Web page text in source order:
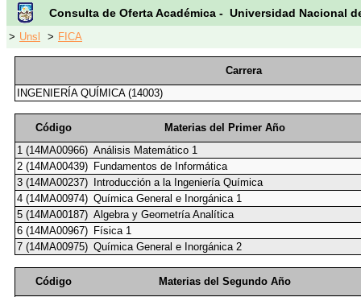
Consulta de Oferta Académica - Universidad Nacional
> Unsl > FICA
Carrera
INGENIERÍA QUÍMICA (14003)
Código
Materias del Primer Año
1 (14MA00966) Análisis Matemático 1
2 (14MA00439) Fundamentos de Informática
3 (14MA00237)
Introducción a la Ingeniería Química
4 (14MA00974) Química General e Inorgánica 1
5 (14MA00187) Algebra y Geometría Analítica
6 (14MA00967) Física 1
7 (14MA00975) Química General e Inorgánica 2
Código
Materias del Segundo Año